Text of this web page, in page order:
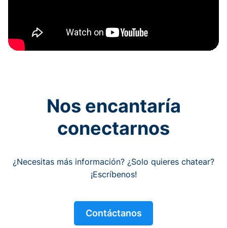
Nos encantaría
conectarnos
¿Necesitas más información? ¿Solo quieres chatear?
¡Escríbenos!
Contáctanos